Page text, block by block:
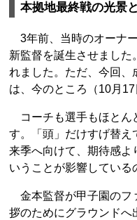
本拠地最終戦の光景と
3年前、当時のオーナ
新監督を誕生させました
れました。ただ、今回、
は、今のところ（10月
コーチも選手もほとん
す。「頭」だけすげ替え
来季へ向けて、期待感よ
いうことが影響している
金本監督が甲子園のフ
拶のためにグラウンドへ